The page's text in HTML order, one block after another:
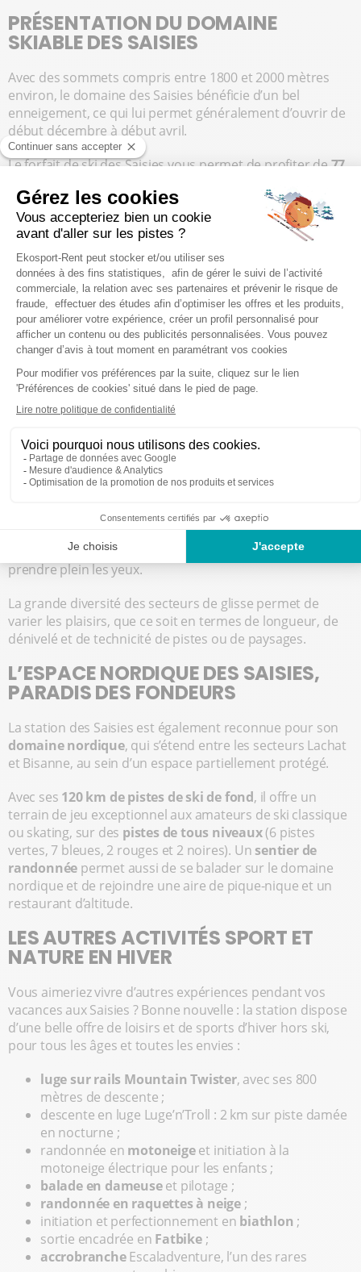
PRÉSENTATION DU DOMAINE
SKIABLE DES SAISIES
Avec des sommets compris entre 1800 et 2000 mètres
environ, le domaine des Saisies bénéficie d’un bel
enneigement, ce qui lui permet généralement d’ouvrir de
début décembre à début avril.
Le forfait de ski des Saisies vous permet de profiter de77
Chaque secteur convient aux skieurs et snowboardeurs
débutants, intermédiaires ou chevronnés, avec despistes
vertes, bleues, rouges et quelques pistes noires.
Mais le domaine skiable des Saisies, c’est aussi : leski de
randosur le parcours qui monte jusqu’au Mont Bisanne,
desespaces ludiquespour les enfants et débutants, un
snowpark, desjardins d’enfantspour les plus jeunes,
etc.
LES AUTRES SECTEURS ACCESSIBLES
AVEC LE FORFAIT ESPACE DIAMANT
sachez que Les Saisies font partie dudomaine Espace
Diamant, avec les stations de Crest-Voland Cohennoz,
Notre-Dame de Bellecombe, Flumet et Praz-sur-Arly.
Grâce à ce forfait, ce sont192 km de pistesqui s’offrent à
stades de slalom, despistes
, et une multitude de panoramas pour en
prendre plein les yeux.
La grande diversité des secteurs de glisse permet de
varier les plaisirs, que ce soit en termes de longueur, de
dénivelé et de technicité de pistes ou de paysages.
L’ESPACE NORDIQUE DES SAISIES,
PARADIS DES FONDEURS
La station des Saisies est également reconnue pour son
domaine nordique, qui s’étend entre les secteurs Lachat
et Bisanne, au sein d’un espace partiellement protégé.
Avec ses 120 km de pistes de ski de fond, il offre un
terrain de jeu exceptionnel aux amateurs de ski classique
ou skating, sur des pistes de tous niveaux(6 pistes
vertes, 7 bleues, 2 rouges et 2 noires). Un sentier de
randonnée permet aussi de se balader sur le domaine
nordique et de rejoindre une aire de pique-nique et un
restaurant d’altitude.
LES AUTRES ACTIVITÉS SPORT ET
NATURE EN HIVER
Vous aimeriez vivre d’autres expériences pendant vos
vacances aux Saisies ? Bonne nouvelle : la station dispose
d’une belle offre de loisirs et de sports d’hiver hors ski,
pour tous les âges et toutes les envies :
luge sur rails Mountain Twister, avec ses 800
mètres de descente ;
descente en luge Luge’n’Troll : 2 km sur piste damée
en nocturne ;
randonnée en motoneigeet initiation à la
motoneige électrique pour les enfants ;
balade en dameuseet pilotage ;
randonnée en raquettes à neige ;
initiation et perfectionnement en biathlon ;
sortie encadrée en Fatbike;
accrobrancheEscaladventure, l’un des rares